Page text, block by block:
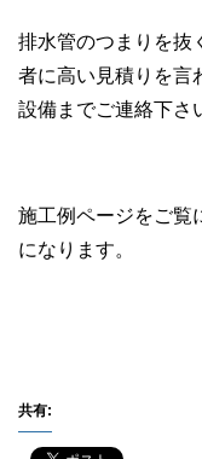
排水管のつまりを抜
者に高い見積りを言
設備までご連絡下さ
施工例ページをご覧
になります。
共有: